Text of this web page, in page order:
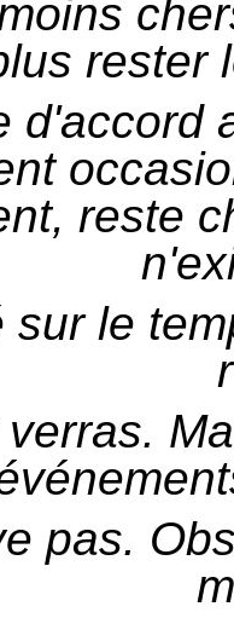
rester
d'accord
reste
sur le
pas.